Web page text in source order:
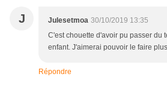
J Julesetmoa 30/10/2019 13:35
C'est chouette d'avoir pu passer du
enfant. J'aimerai pouvoir le faire
Répondre